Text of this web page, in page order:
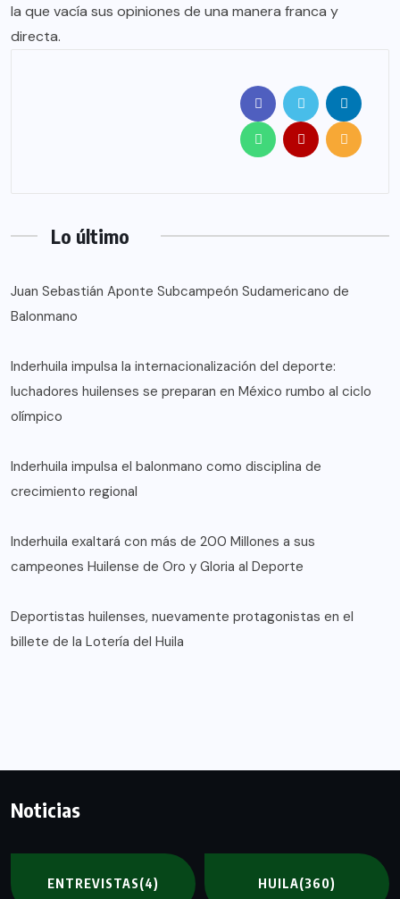
la que vacía sus opiniones de una manera franca y
directa.
Lo último
Juan Sebastián Aponte Subcampeón Sudamericano de
Balonmano
Inderhuila impulsa la internacionalización del deporte:
luchadores huilenses se preparan en México rumbo al ciclo
olímpico
Inderhuila impulsa el balonmano como disciplina de
crecimiento regional
Inderhuila exaltará con más de 200 Millones a sus
campeones Huilense de Oro y Gloria al Deporte
Deportistas huilenses, nuevamente protagonistas en el
billete de la Lotería del Huila
Noticias
ENTREVISTAS(4) HUILA(360)